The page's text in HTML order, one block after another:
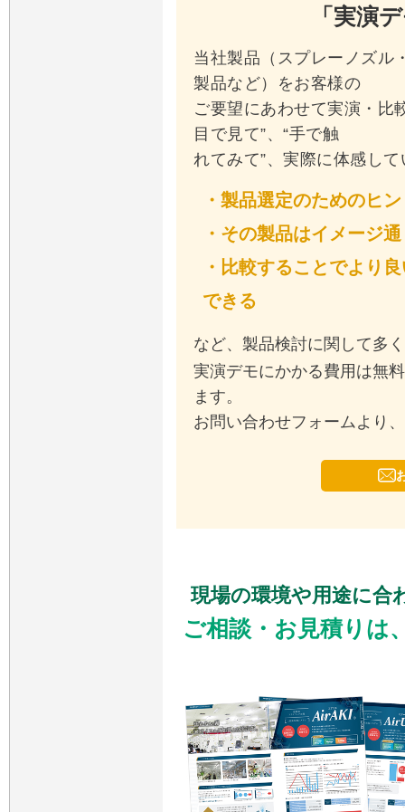
「実演
当社製品（スプレーノズル
製品など）をお客様の
ご要望にあわせて実演・比
目で見て”、“手で触
れてみて”、実際に体感し
・製品選定のためのヒ
・その製品はイメージ
・比較することでより
できる
など、製品検討に関して多
実演デモにかかる費用は無
ます。
お問い合わせフォームより
現場の環境や用途に合
ご相談・お見積りは